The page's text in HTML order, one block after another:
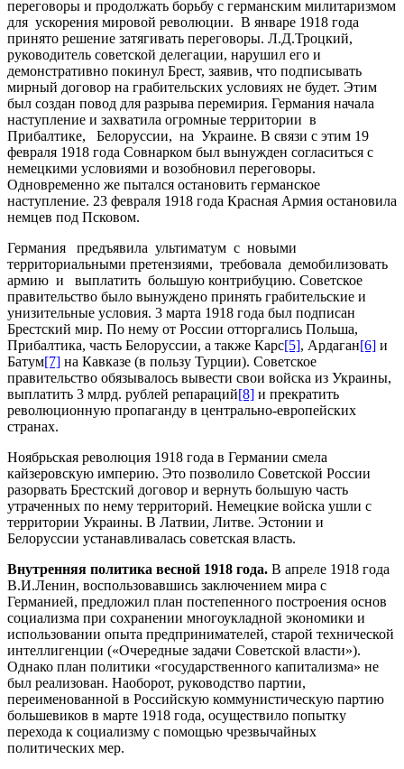
переговоры и продолжать борьбу с германским милитаризмом
для ускорения мировой революции. В январе 1918 года
принято решение затягивать переговоры. Л.Д.Троцкий,
руководитель советской делегации, нарушил его и
демонстративно покинул Брест, заявив, что подписывать
мирный договор на грабительских условиях не будет. Этим
был создан повод для разрыва перемирия. Германия начала
наступление и захватила огромные территории в
Прибалтике, Белоруссии, на Украине. В связи с этим 19
февраля 1918 года Совнарком был вынужден согласиться с
немецкими условиями и возобновил переговоры.
Одновременно же пытался остановить германское
наступление. 23 февраля 1918 года Красная Армия остановила
немцев под Псковом.
Германия предъявила ультиматум с новыми
территориальными претензиями, требовала демобилизовать
армию и выплатить большую контрибуцию. Советское
правительство было вынуждено принять грабительские и
унизительные условия. 3 марта 1918 года был подписан
Брестский мир. По нему от России отторгались Польша,
Прибалтика, часть Белоруссии, а также Карс[5], Ардаган[6] и
Батум[7] на Кавказе (в пользу Турции). Советское
правительство обязывалось вывести свои войска из Украины,
выплатить 3 млрд. рублей репараций[8] и прекратить
революционную пропаганду в центрально-европейских
странах.
Ноябрьская революция 1918 года в Германии смела
кайзеровскую империю. Это позволило Советской России
разорвать Брестский договор и вернуть большую часть
утраченных по нему территорий. Не­мецкие войска ушли с
территории Украины. В Латвии, Литве. Эсто­нии и
Белоруссии устанавливалась советская власть.
Внутренняя политика весной 1918 года. В апреле 1918 года
В.И.Ленин, воспользовавшись заключением мира с
Германией, предложил план постепенного построения основ
социализма при со­хранении многоукладной экономики и
использовании опыта пред­принимателей, старой технической
интеллигенции («Очередные зада­чи Советской власти»).
Однако план политики «государственного ка­питализма» не
был реализован. Наоборот, руководство партии,
переименованной в Российскую коммунистическую партию
больше­виков в марте 1918 года, осуществило попытку
перехода к социализму с помощью чрезвычайных
политических мер.